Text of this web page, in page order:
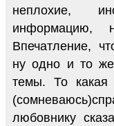
неплохие,
информацию,
Впечатление,
ну одно и то
темы. То
любовнику